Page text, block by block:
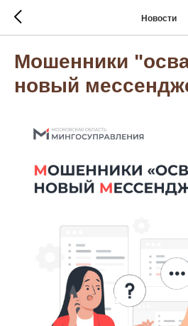
Новости
Мошенники
новый